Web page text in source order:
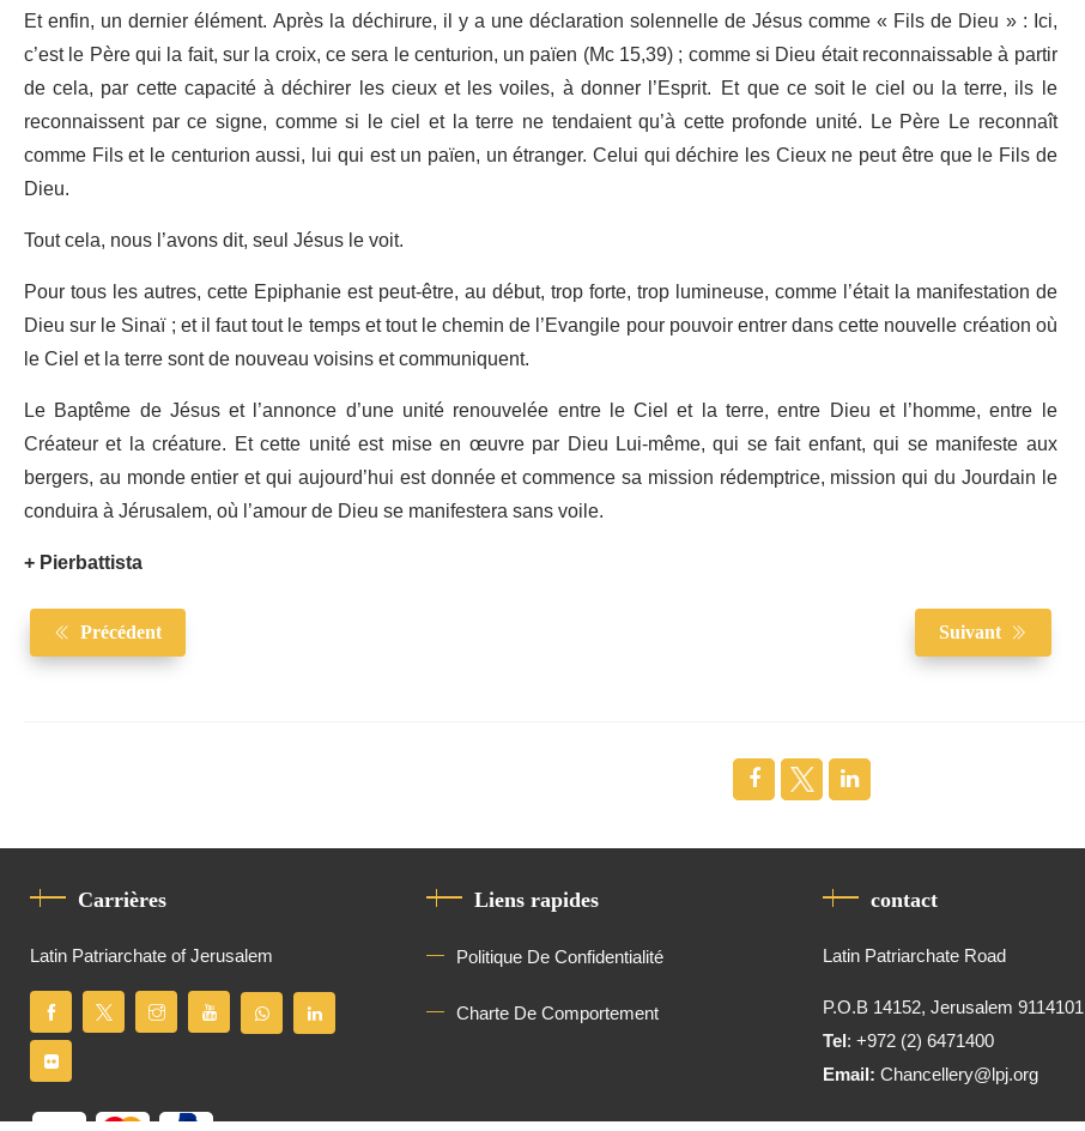
Et enfin, un dernier élément. Après la déchirure, il y a une déclaration solennelle de Jésus comme « Fils de Dieu » : Ici,
c’est le Père qui la fait, sur la croix, ce sera le centurion, un païen (Mc 15,39) ; comme si Dieu était reconnaissable à partir
de cela, par cette capacité à déchirer les cieux et les voiles, à donner l’Esprit. Et que ce soit le ciel ou la terre, ils le
reconnaissent par ce signe, comme si le ciel et la terre ne tendaient qu’à cette profonde unité. Le Père Le reconnaît
comme Fils et le centurion aussi, lui qui est un païen, un étranger. Celui qui déchire les Cieux ne peut être que le Fils de
Dieu.
Tout cela, nous l’avons dit, seul Jésus le voit.
Pour tous les autres, cette Epiphanie est peut-être, au début, trop forte, trop lumineuse, comme l’était la manifestation de
Dieu sur le Sinaï ; et il faut tout le temps et tout le chemin de l’Evangile pour pouvoir entrer dans cette nouvelle création où
le Ciel et la terre sont de nouveau voisins et communiquent.
Le Baptême de Jésus et l’annonce d’une unité renouvelée entre le Ciel et la terre, entre Dieu et l’homme, entre le
Créateur et la créature. Et cette unité est mise en œuvre par Dieu Lui-même, qui se fait enfant, qui se manifeste aux
bergers, au monde entier et qui aujourd’hui est donnée et commence sa mission rédemptrice, mission qui du Jourdain le
conduira à Jérusalem, où l’amour de Dieu se manifestera sans voile.
+ Pierbattista
Précédent Suivant
Carrières
Latin Patriarchate of Jerusalem
Liens rapides
Politique De Confidentialité
Charte De Comportement
contact
Latin Patriarchate Road
P.O.B 14152, Jerusalem 9114101
Tel: +972 (2) 6471400
Email:Chancellery@lpj.org